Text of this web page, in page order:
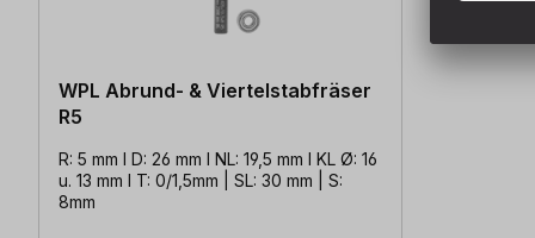
WPL Abrund- & Viertelstabfräser
R5
R: 5 mm l D: 26 mm l NL: 19,5 mm l KL Ø: 16
u. 13 mm l T: 0/1,5mm | SL: 30 mm | S:
8mm